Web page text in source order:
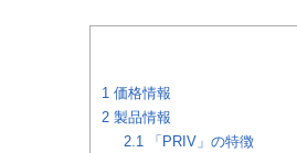
1価格情報
2製品情報
2.1「PRIV」の特徴